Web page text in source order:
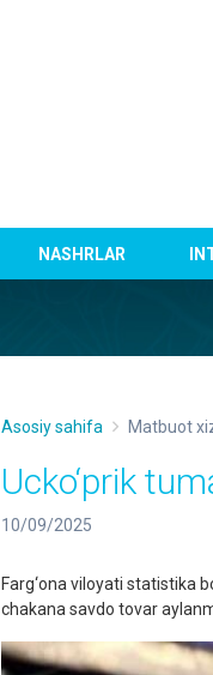
NASHRLAR
Asosiy sahifa Matbuot
Ucko‘prik
10/09/2025
Farg‘ona viloyati statistika
chakana savdo tovar